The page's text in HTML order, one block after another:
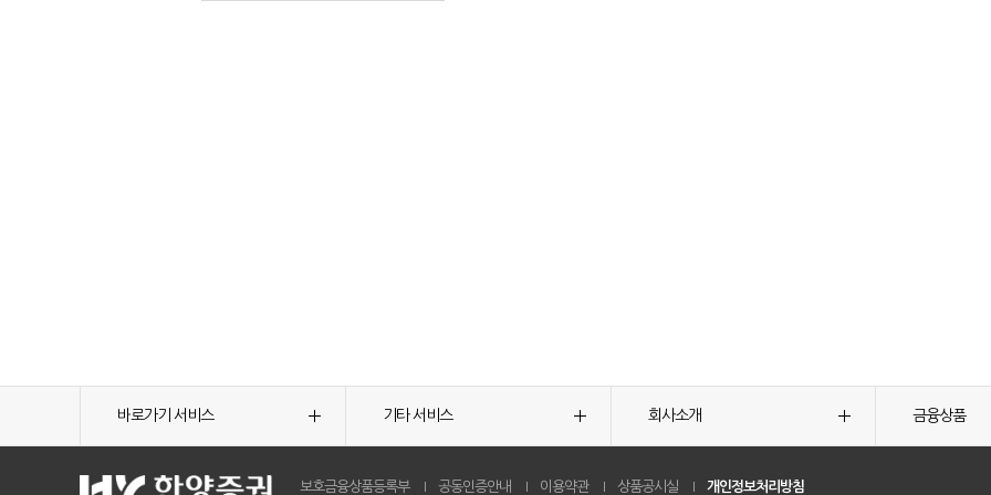
바로가기 서비스 기타 서비스 회사소개 금융상품
보호금융상품등록부 공동인증안내 이용약관 상품공시실 개인정보처리방침